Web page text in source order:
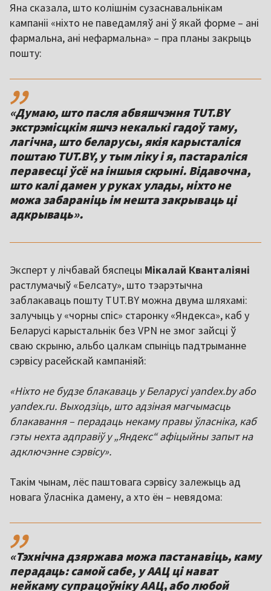
Яна сказала, што колішнім сузаснавальнікам
кампаніі «ніхто не паведамляў ані ў якай форме – ані
фармальна, ані нефармальна» – пра планы закрыць
пошту:
,,
«Думаю, што пасля абвяшчэння TUT.BY
экстрэмісцкім яшчэ некалькі гадоў таму,
лагічна, што беларусы, якія карысталіся
поштаю TUT.BY, у тым ліку і я, пастараліся
перавесці ўсё на іншыя скрыні. Відавочна,
што калі дамен у руках улады, ніхто не
можа забараніць ім нешта закрываць ці
адкрываць».
Эксперт у лічбавай бяспецы Мікалай Кванталіяні
растлумачыў «Белсату», што тэарэтычна
заблакаваць пошту TUT.BY можна двума шляхамі:
залучыць у «чорны спіс» старонку «Яндекса», каб у
Беларусі карыстальнік без VPN не змог зайсці ў
сваю скрыню, альбо цалкам спыніць падтрыманне
сэрвісу расейскай кампаніяй:
«Ніхто не будзе блакаваць у Беларусі yandex.by або
yandex.ru. Выходзіць, што адзіная магчымасць
блакавання – перадаць некаму правы ўласніка, каб
гэты нехта адправіў у „Яндекс“ афіцыйны запыт на
адключэнне сэрвісу».
Такім чынам, лёс паштовага сэрвісу залежыць ад
новага ўласніка дамену, а хто ён – невядома:
,,
«Тэхнічна дзяржава можа пастанавіць, каму
перадаць: самой сабе, у ААЦ ці нават
нейкаму супрацоўніку ААЦ, або любой